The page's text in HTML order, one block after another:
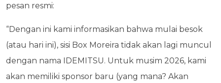
pesan resmi:
“Dengan ini kami informasikan bahwa mulai besok
(atau hari ini), sisi Box Moreira tidak akan lagi muncul
dengan nama IDEMITSU. Untuk musim 2026, kami
akan memiliki sponsor baru (yang mana? Akan